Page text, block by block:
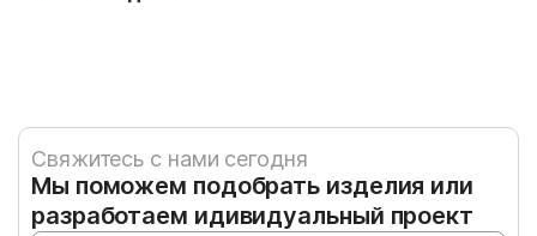
Свяжитесь с нами сегодня
Мы поможем подобрать изделия или
разработаем идивидуальный проект